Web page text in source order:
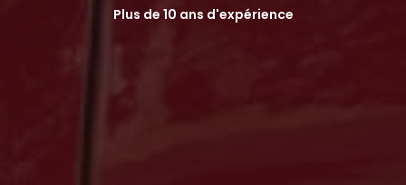
Plus de 10 ans d'expérience